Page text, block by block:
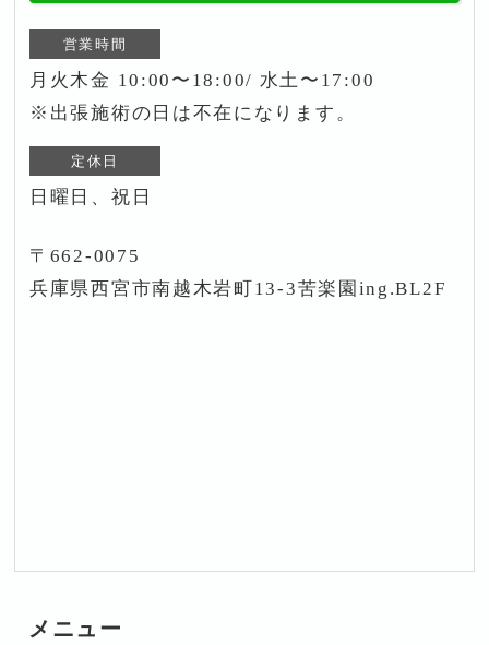
営業時間
月火木金 10:00〜18:00/ 水土〜17:00
※出張施術の日は不在になります。
定休日
日曜日、祝日
〒662-0075
兵庫県西宮市南越木岩町13-3苦楽園ing.BL2F
メニュー